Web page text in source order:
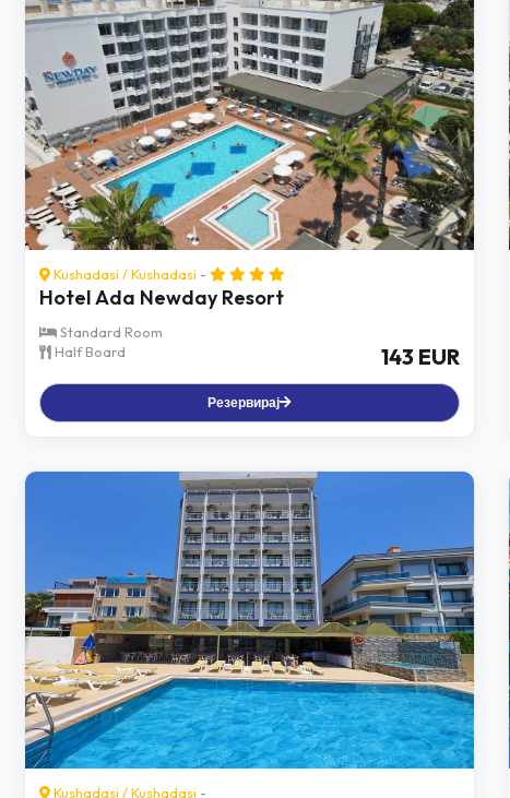
Kushadasi /Kushadasi -
Hotel Ada Newday Resort
Standard Room
Half Board
143 EUR
Резервирај
Kushadasi /Kushadasi -